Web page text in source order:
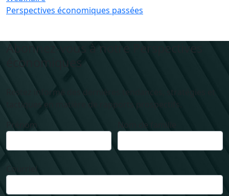
Perspectives économiques passées
Abonnez-vous à notre Perspectives
économiques
Restez informé des dernières tendances, stratégies et
tactiques en matière de rapports prospectifs.
Prénom
Nom de famille
Courriel